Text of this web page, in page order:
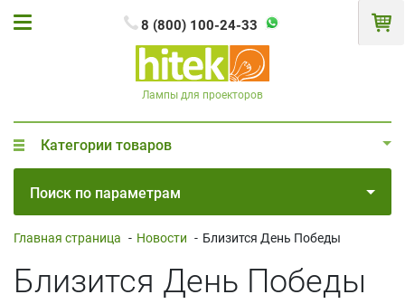
8 (800) 100-24-33
Лампы для проекторов
Категории товаров
Поиск по параметрам
Главная страница - Новости - Близится День Победы
Близится День Победы